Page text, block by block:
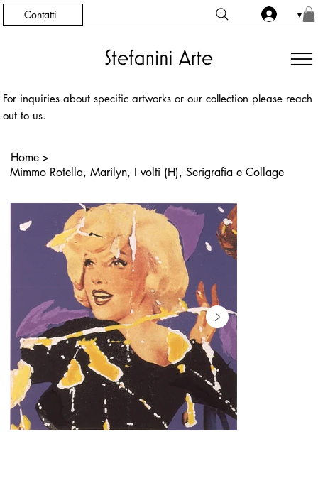
Contatti ▼
For inquiries about specific artworks or our collection please reach
out to us.
Home >
Mimmo Rotella, Marilyn, I volti (H), Serigrafia e Collage